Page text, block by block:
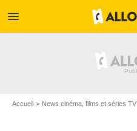
menu
Accueil News cinéma, films et séries TV